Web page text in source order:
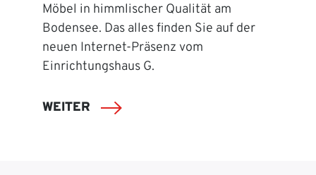
Möbel in himmlischer Qualität am
Bodensee. Das alles finden Sie auf der
neuen Internet-Präsenz vom
Einrichtungshaus G.
WEITER